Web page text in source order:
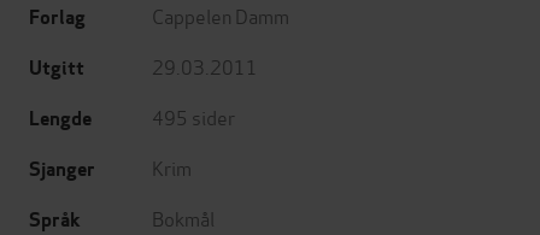
Forlag Cappelen Damm
Utgitt 29.03.2011
Lengde 495 sider
Sjanger Krim
Språk Bokmål